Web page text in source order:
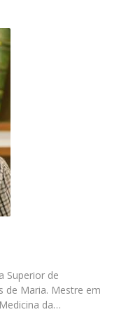
Superior de
de Maria. Mestre em
da…